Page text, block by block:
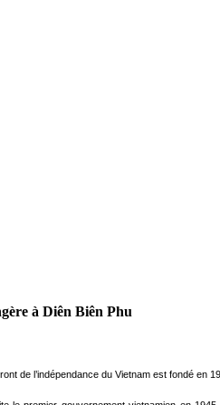
à Diên Biên Phu
de l’indépendance du Vietnam est fondé en